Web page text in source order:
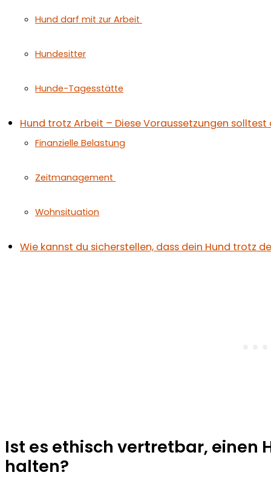
Hund darf mit zur Arbeit
Hundesitter
Hunde-Tagesstätte
Hund trotz Arbeit – Diese Voraussetzungen solltest
Finanzielle Belastung
Zeitmanagement
Wohnsituation
Wie kannst du sicherstellen, dass dein Hund trotz
Ist es ethisch vertretbar, einen
halten?